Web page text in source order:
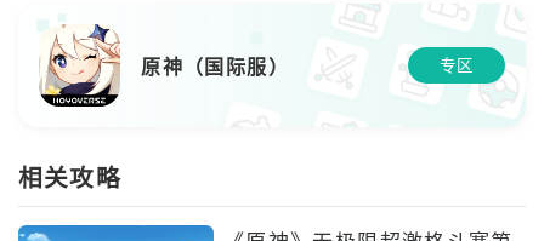
原神（国际服） 专区
相关攻略